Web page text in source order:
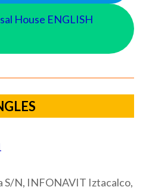
House ENGLISH
S/N, INFONAVIT Iztacalco,